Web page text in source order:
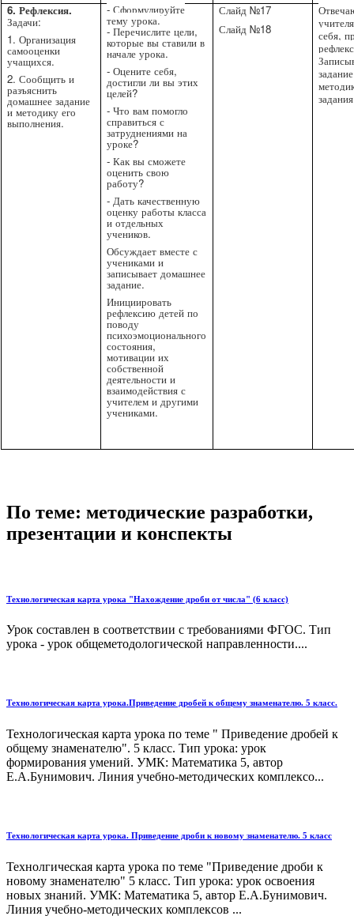
6. Рефлексия.
Задачи:
1. Организация
самооценки
учащихся.
2. Сообщить и
разъяснить
домашнее задание
и методику его
выполнения.
- Сформулируйте
тему урока.
- Перечислите цели,
которые вы ставили в
начале урока.
- Оцените себя,
достигли ли вы этих
целей?
- Что вам помогло
справиться с
затруднениями на
уроке?
- Как вы сможете
оценить свою
работу?
- Дать качественную
оценку работы класса
и отдельных
учеников.
Обсуждает вместе с
учениками и
записывает домашнее
задание.
Инициировать
рефлексию детей по
поводу
психоэмоционального
состояния,
мотивации их
собственной
деятельности и
взаимодействия с
учителем и другими
учениками.
Слайд №17
Слайд №18
себя,
По теме: методические разработки,
презентации и конспекты
Технологическая карта урока "Нахождение дроби от числа" (6 класс)
Урок составлен в соответствии с требованиями ФГОС. Тип
урока - урок общеметодологической направленности....
Технологическая карта урока.Приведение дробей к общему знаменателю. 5 класс.
Технологическая карта урока по теме " Приведение дробей к
общему знаменателю". 5 класс. Тип урока: урок
формирования умений. УМК: Математика 5, автор
Е.А.Бунимович. Линия учебно-методических комплексо...
Технологическая карта урока. Приведение дроби к новому знаменателю. 5 класс
Технолгическая карта урока по теме "Приведение дроби к
новому знаменателю" 5 класс. Тип урока: урок освоения
новых знаний. УМК: Математика 5, автор Е.А.Бунимович.
Линия учебно-методических комплексов ...